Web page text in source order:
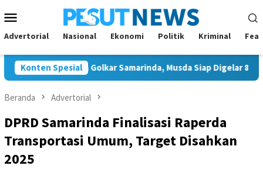
ke
kontenMobile
Advertorial Nasional Ekonomi Politik Kriminal
Konten Spesial
Ketua Golkar Samarinda, Musda Siap Digelar 8 Agustus
Beranda Advertorial
DPRD Samarinda Finalisasi Raperda
Transportasi Umum, Target Disahkan
2025